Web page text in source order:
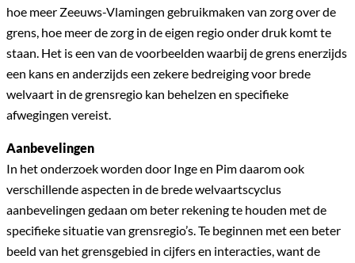
hoe meer Zeeuws-Vlamingen gebruikmaken van zorg over de
grens, hoe meer de zorg in de eigen regio onder druk komt te
staan. Het is een van de voorbeelden waarbij de grens enerzijds
een kans en anderzijds een zekere bedreiging voor brede
welvaart in de grensregio kan behelzen en specifieke
afwegingen vereist.
Aanbevelingen
In het onderzoek worden door Inge en Pim daarom ook
verschillende aspecten in de brede welvaartscyclus
aanbevelingen gedaan om beter rekening te houden met de
specifieke situatie van grensregio’s. Te beginnen met een beter
beeld van het grensgebied in cijfers en interacties, want de